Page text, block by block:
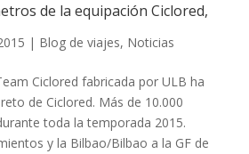
de la equipación Ciclored,
| Blog de viajes, Noticias
Ciclored fabricada por ULB ha
de Ciclored. Más de 10.000
toda la temporada 2015.
y la Bilbao/Bilbao a la GF de